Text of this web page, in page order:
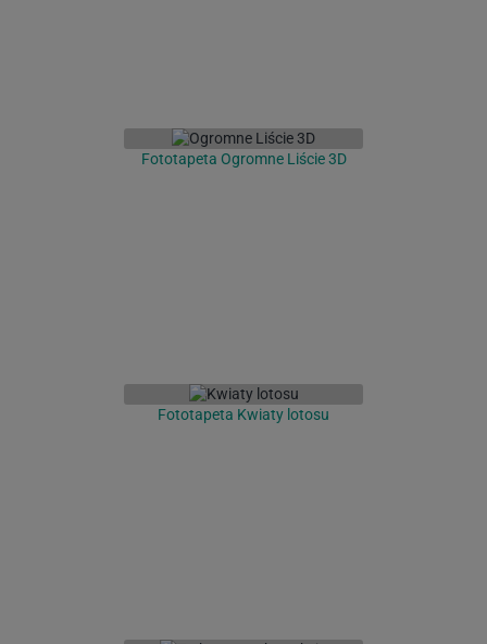
Fototapeta Ogromne Liście 3D
Fototapeta Kwiaty lotosu